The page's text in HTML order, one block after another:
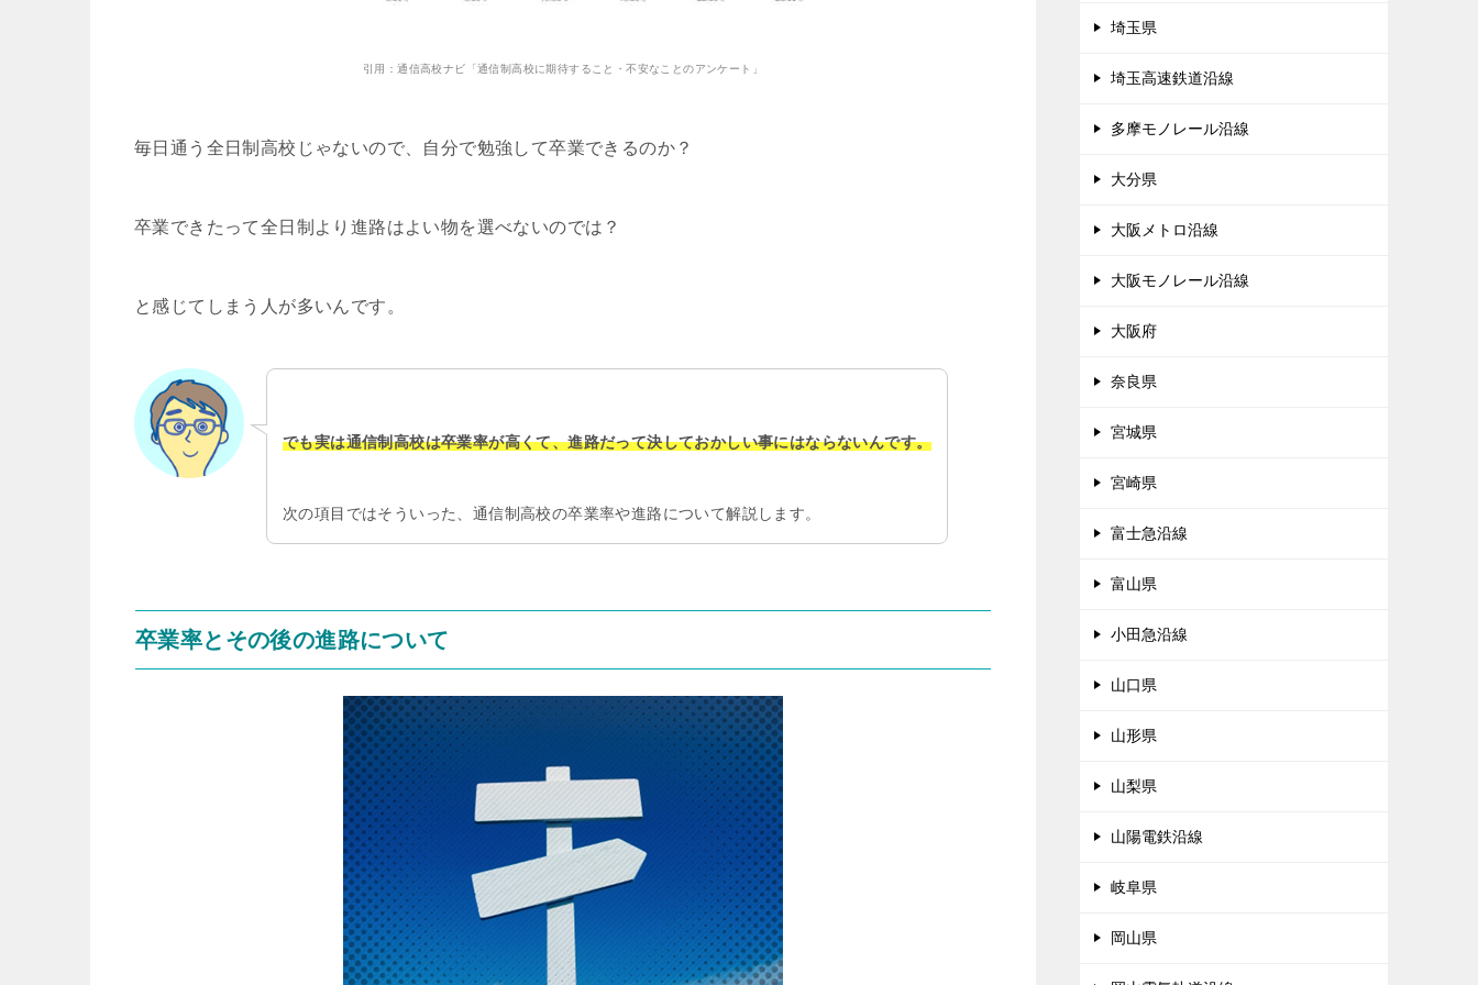
引用：通信高校ナビ「通信制高校に期待すること・不安なことのアンケート」
毎日通う全日制高校じゃないので、自分で勉強して卒業できるのか？
卒業できたって全日制より進路はよい物を選べないのでは？
と感じてしまう人が多いんです。
でも実は通信制高校は卒業率が高くて、進路だって決しておかしい事にはならないんです。
次の項目ではそういった、通信制高校の卒業率や進路について解説します。
卒業率とその後の進路について
埼玉県
埼玉高速鉄道沿線
多摩モノレール沿線
大分県
大阪メトロ沿線
大阪モノレール沿線
大阪府
奈良県
宮城県
宮崎県
富士急沿線
富山県
小田急沿線
山口県
山形県
山梨県
山陽電鉄沿線
岐阜県
岡山県